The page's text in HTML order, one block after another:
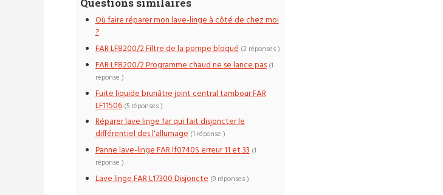
Questions similaires
Où faire réparer mon lave-linge à côté de chez moi
?
FAR LF8200/2 Filtre de la pompe bloqué (2 réponses )
FAR LF8200/2 Programme chaud ne se lance pas (1
réponse )
Fuite liquide brunâtre joint central tambour FAR
LF11506 (5 réponses )
Réparer lave linge far qui fait disjoncter le
différentiel des l'allumage (1 réponse )
Panne lave-linge FAR lf0740S erreur 11 et 33 (1
réponse )
Lave linge FAR L17300 Disjoncte (9 réponses )